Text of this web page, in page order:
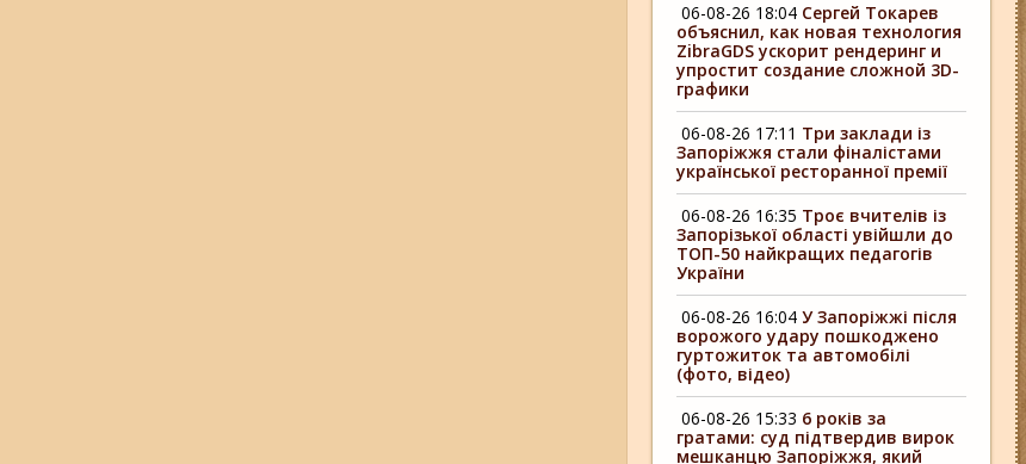
06-08-26 18:04 Сергей Токарев
объяснил, как новая технология
ZibraGDS ускорит рендеринг и
упростит создание сложной 3D-
графики
06-08-26 17:11 Три заклади із
Запоріжжя стали фіналістами
української ресторанної премії
06-08-26 16:35 Троє вчителів із
Запорізької області увійшли до
ТОП-50 найкращих педагогів
України
06-08-26 16:04 У Запоріжжі після
ворожого удару пошкоджено
гуртожиток та автомобілі
(фото, відео)
06-08-26 15:33 6 років за
гратами: суд підтвердив вирок
мешканцю Запоріжжя, який